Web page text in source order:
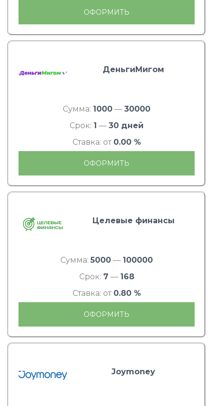
ОФОРМИТЬ
ДеньгиМигом
Сумма: 1000 — 30000
Срок: 1 — 30 дней
Ставка: от 0.00 %
ОФОРМИТЬ
Целевые финансы
Сумма: 5000 — 100000
Срок: 7 — 168
Ставка: от 0.80 %
ОФОРМИТЬ
Joymoney